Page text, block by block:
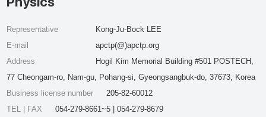
Representative
Kong-Ju-Bock LEE
E-mail
apctp(@)apctp.org
Address
Hogil Kim Memorial Building #501 POSTECH,
77 Cheongam-ro, Nam-gu, Pohang-si, Gyeongsangbuk-do, 37673, Korea
Business license number
205-82-60012
TEL | FAX
054-279-8661~5 | 054-279-8679